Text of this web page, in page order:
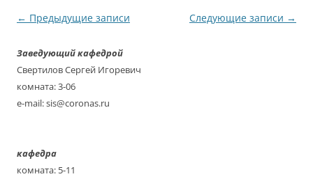
Навигация
записям
← Предыдущие записи Следующие записи →
Заведующий кафедрой
Свертилов Сергей Игоревич
комната: 3-06
e-mail: sis@coronas.ru
кафедра
комната: 5-11